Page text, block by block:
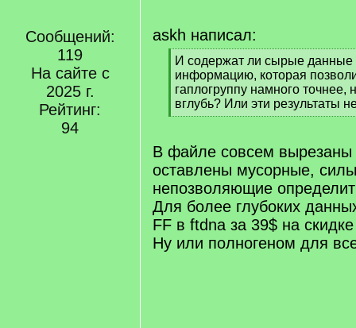
Сообщений:
119
На сайте с
2025 г.
Рейтинг:
94
askh написал:
[
q
]
И содержат ли сырые данные
информацию, которая
гаплогруппу намного точнее,
вглубь? Или эти результаты
[
q
]
В файле совсем
оставлены мусорные,
непозволяющие
Для более глубоких
FF в ftdna за 39$ на скидке
Ну или полногеном для